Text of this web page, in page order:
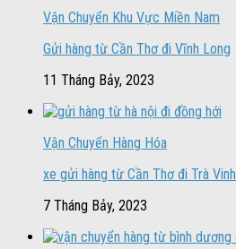
Vận Chuyển Khu Vực Miền Nam
Gửi hàng từ Cần Thơ đi Vĩnh Long
11 Tháng Bảy, 2023
Vận Chuyển Hàng Hóa
xe gửi hàng từ Cần Thơ đi Trà Vinh
7 Tháng Bảy, 2023